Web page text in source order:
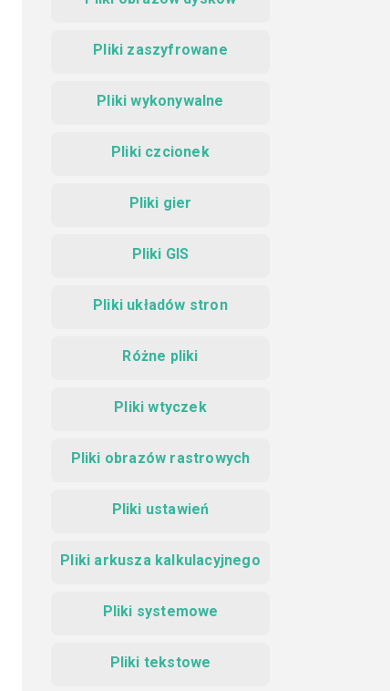
Pliki zaszyfrowane
Pliki wykonywalne
Pliki czcionek
Pliki gier
Pliki GIS
Pliki układów stron
Różne pliki
Pliki wtyczek
Pliki obrazów rastrowych
Pliki ustawień
Pliki arkusza kalkulacyjnego
Pliki systemowe
Pliki tekstowe